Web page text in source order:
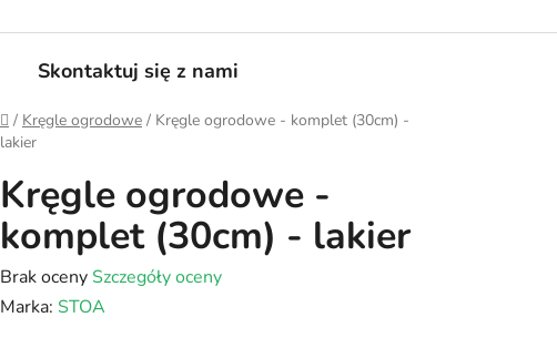
Skontaktuj się z nami
Home
/ Kręgle ogrodowe / Kręgle ogrodowe - komplet (30cm) -
lakier
Kręgle ogrodowe -
komplet (30cm) - lakier
Średnia
ocena
Brak ocenySzczegóły oceny
Marka: STOA